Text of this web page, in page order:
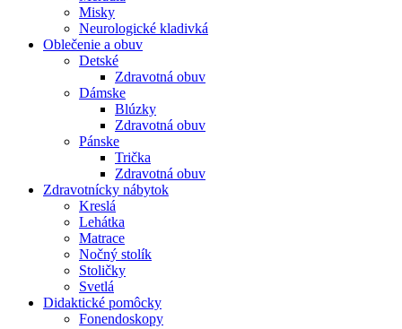
Misky
Neurologické kladivká
Oblečenie a obuv
Detské
Zdravotná obuv
Dámske
Blúzky
Zdravotná obuv
Pánske
Trička
Zdravotná obuv
Zdravotnícky nábytok
Kreslá
Lehátka
Matrace
Nočný stolík
Stoličky
Svetlá
Didaktické pomôcky
Fonendoskopy